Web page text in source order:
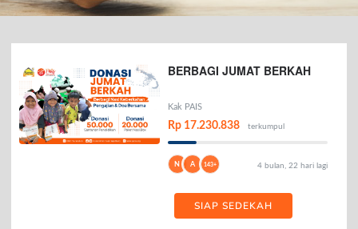
BERBAGI JUMAT BERKAH
Kak PAIS
Rp 17.230.838 terkumpul
N A 143+ 4 bulan, 22 hari lagi
SIAP SEDEKAH